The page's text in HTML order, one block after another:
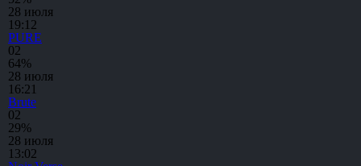
28 июля
19:12
PURE
02
64%
28 июля
16:21
Brute
02
29%
28 июля
13:02